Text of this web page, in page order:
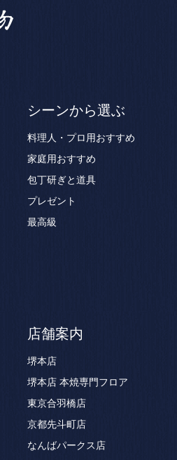
シーンから選ぶ
料理人・プロ用おすすめ
家庭用おすすめ
包丁研ぎと道具
プレゼント
最高級
店舗案内
堺本店
堺本店 本焼専門フロア
東京合羽橋店
京都先斗町店
なんばパークス店